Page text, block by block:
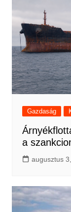
Gazdaság
a
augusztus